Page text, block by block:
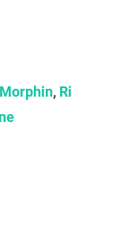
Morphin, Ri